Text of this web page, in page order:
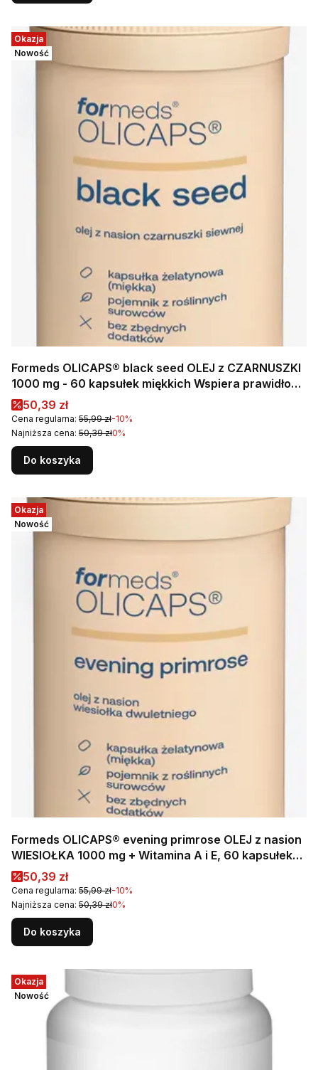
Okazja
Nowość
Formeds OLICAPS® black seed OLEJ z CZARNUSZKI
1000 mg - 60 kapsułek miękkich Wspiera prawidłowy
poziom cholesterolu
Cena promocyjna
50,39 zł
Cena regularna: 55,99 zł-10%
Najniższa cena: 50,39 zł0%
Do koszyka
Okazja
Nowość
Formeds OLICAPS® evening primrose OLEJ z nasion
WIESIOŁKA 1000 mg + Witamina A i E, 60 kapsułek
miękkich Wspiera układ hormonalny, skórę oraz
prawidłowy poziom cholesterolu
Cena promocyjna
50,39 zł
Cena regularna: 55,99 zł-10%
Najniższa cena: 50,39 zł0%
Do koszyka
Okazja
Nowość